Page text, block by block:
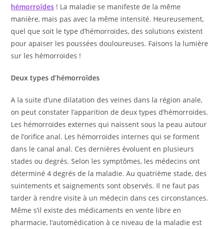
hémorroïdes ! La maladie se manifeste de la même
manière, mais pas avec la même intensité. Heureusement,
quel que soit le type d’hémorroïdes, des solutions existent
pour apaiser les poussées douloureuses. Faisons la lumière
sur les hémorroïdes !
Deux types d’hémorroïdes
A la suite d’une dilatation des veines dans la région anale,
on peut constater l’apparition de deux types d’hémorroïdes.
Les hémorroïdes externes qui naissent sous la peau autour
de l’orifice anal. Les hémorroïdes internes qui se forment
dans le canal anal. Ces dernières évoluent en plusieurs
stades ou degrés. Selon les symptômes, les médecins ont
déterminé 4 degrés de la maladie. Au quatrième stade, des
suintements et saignements sont observés. Il ne faut pas
tarder à rendre visite à un médecin dans ces circonstances.
Même s’il existe des médicaments en vente libre en
pharmacie, l’automédication à ce niveau de la maladie est